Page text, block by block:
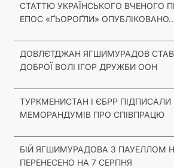
СТАТТЮ УКРАЇНСЬКОГО ВЧЕНОГО
ЕПОС «ҐЬОРОҐЛИ»
ДОВЛЄТДЖАН ЯГШИМУРАДОВ
ДОБРОЇ ВОЛІ ІГОР ДРУЖБИ ООН
ТУРКМЕНИСТАН І ЄБРР ПІДПИСАЛИ
МЕМОРАНДУМІВ ПРО СПІВПРАЦЮ
БІЙ ЯГШИМУРАДОВА З ПАУЕЛЛОМ
ПЕРЕНЕСЕНО НА 7 СЕРПНЯ